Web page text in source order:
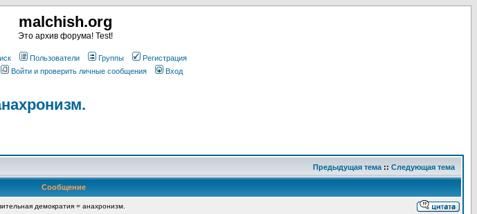
malchish.org
Это архив форума! Test!
Пользователи Группы
Регистрация
Войти и проверить личные сообщения Вход
Предыдущая тема :: Следующая тема
Сообщение
демократия = анахронизм.